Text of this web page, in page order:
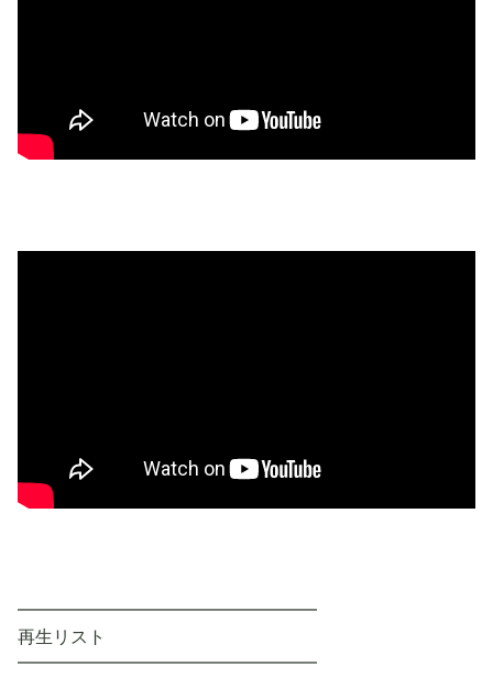
━━━━━━━━━━━━━━━━━
再生リスト
━━━━━━━━━━━━━━━━━